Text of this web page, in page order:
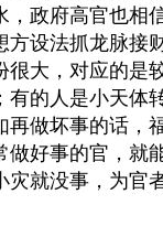
，政府高官也相
方设法抓龙脉接
很大，对应的是
有的人是小天体
再做坏事的话，
做好事的官，就
灾就没事，为官